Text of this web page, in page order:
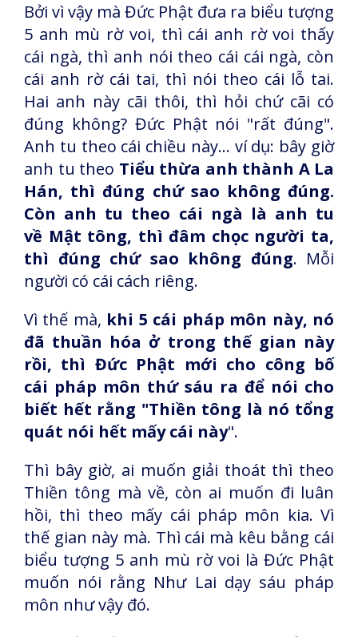
Bởi vì vậy mà Đức Phật đưa ra biểu tượng
5 anh mù rờ voi, thì cái anh rờ voi thấy
cái ngà, thì anh nói theo cái cái ngà, còn
cái anh rờ cái tai, thì nói theo cái lỗ tai.
Hai anh này cãi thôi, thì hỏi chứ cãi có
đúng không? Đức Phật nói "rất đúng".
Anh tu theo cái chiều này... ví dụ: bây giờ
anh tu theo Tiểu thừa anh thành A La
Hán, thì đúng chứ sao không đúng.
Còn anh tu theo cái ngà là anh tu
về Mật tông, thì đâm chọc người ta,
thì đúng chứ sao không đúng. Mỗi
người có cái cách riêng.
Vì thế mà, khi 5 cái pháp môn này, nó
đã thuần hóa ở trong thế gian này
rồi, thì Đức Phật mới cho công bố
cái pháp môn thứ sáu ra để nói cho
biết hết rằng "Thiền tông là nó tổng
quát nói hết mấy cái này".
Thì bây giờ, ai muốn giải thoát thì theo
Thiền tông mà về, còn ai muốn đi luân
hồi, thì theo mấy cái pháp môn kia. Vì
thế gian này mà. Thì cái mà kêu bằng cái
biểu tượng 5 anh mù rờ voi là Đức Phật
muốn nói rằng Như Lai dạy sáu pháp
môn như vậy đó.